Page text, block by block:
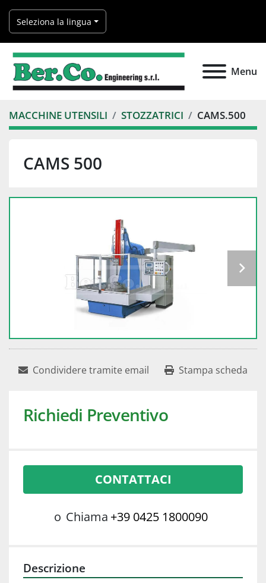
Seleziona la lingua
Menu
MACCHINE UTENSILI STOZZATRICI CAMS.500
CAMS 500
Condividere tramite email Stampa scheda
Richiedi Preventivo
CONTATTACI
o Chiama +39 0425 1800090
Descrizione